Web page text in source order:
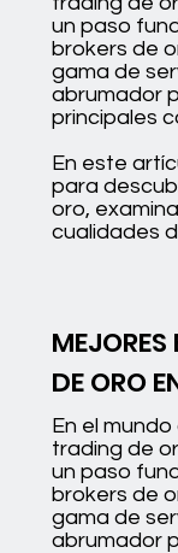
un paso
brokers de
gama de
abrumador
principales
En este
para
oro,
cualidades
DE ORO
En el
trading de
un paso
brokers de
gama de
abrumador